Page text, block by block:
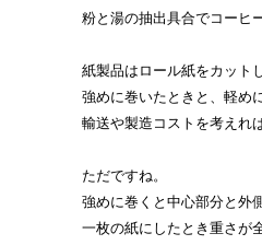
粉と湯の抽出具合でコーヒ
紙製品はロール紙をカット
強めに巻いたときと、軽め
輸送や製造コストを考えれ
ただですね。
強めに巻くと中心部分と外
一枚の紙にしたとき重さが